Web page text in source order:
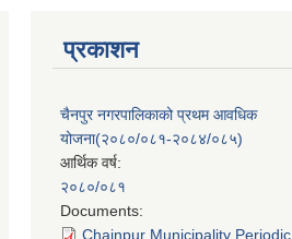
प्रकाशन
चैनपुर नगरपालिकाको प्रथम आवधिक
योजना(२०८०/०८१-२०८४/०८५)
आर्थिक वर्ष:
२०८०/०८१
Documents:
Chainpur Municipality Periodic